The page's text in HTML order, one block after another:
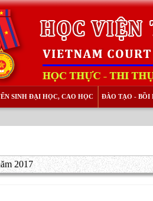
SINH ĐẠI HỌC, CAO HỌC ĐÀO TẠO - BỒI
2017